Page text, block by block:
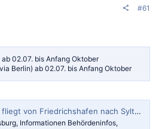
#61
02.07. bis Anfang Oktober
Berlin) ab 02.07. bis Anfang Oktober
von Friedrichshafen nach Sylt - rv-news.de
Informationen Behördeninfos,